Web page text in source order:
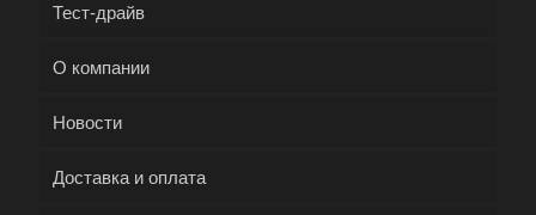
Тест-драйв
О компании
Новости
Доставка и оплата